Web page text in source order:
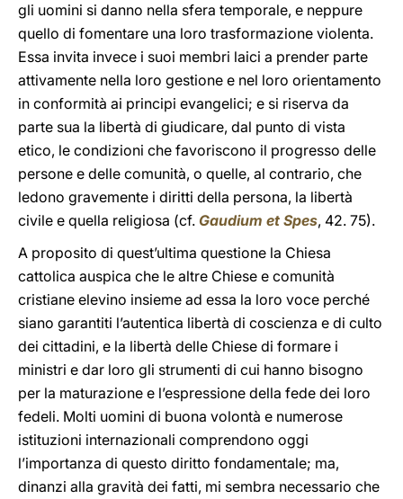
gli uomini si danno nella sfera temporale, e neppure
quello di fomentare una loro trasformazione violenta.
Essa invita invece i suoi membri laici a prender parte
attivamente nella loro gestione e nel loro orientamento
in conformità ai principi evangelici; e si riserva da
parte sua la libertà di giudicare, dal punto di vista
etico, le condizioni che favoriscono il progresso delle
persone e delle comunità, o quelle, al contrario, che
ledono gravemente i diritti della persona, la libertà
civile e quella religiosa (cf. Gaudium et Spes, 42. 75).
A proposito di quest’ultima questione la Chiesa
cattolica auspica che le altre Chiese e comunità
cristiane elevino insieme ad essa la loro voce perché
siano garantiti l’autentica libertà di coscienza e di culto
dei cittadini, e la libertà delle Chiese di formare i
ministri e dar loro gli strumenti di cui hanno bisogno
per la maturazione e l’espressione della fede dei loro
fedeli. Molti uomini di buona volontà e numerose
istituzioni internazionali comprendono oggi
l’importanza di questo diritto fondamentale; ma,
dinanzi alla gravità dei fatti, mi sembra necessario che